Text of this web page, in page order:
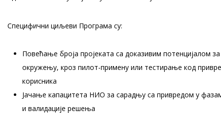
Специфични циљеви Програма су:
Повећање броја пројеката са доказивим потенцијалом
окружењу, кроз пилот-примену или тестирање код
корисника
Јачање капацитета НИО за сарадњу са привредом у
и валидације решења